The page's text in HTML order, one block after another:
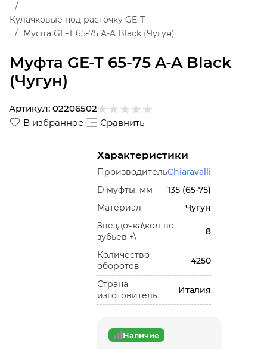
Муфта GE-T 65-75 A-A Black
(Чугун)
Кулачковые под расточку GE-T
Муфта GE-T 65-75 A-A Black (Чугун)
В избранное Сравнить
Артикул: 02206502
Характеристики
ПроизводительChiaravalli
D муфты, мм
135 (65-75)
Материал
Чугун
Звездочка\кол-во
зубьев +\-
8
Количество
оборотов
4250
Страна
изготовитель
Италия
Наличие